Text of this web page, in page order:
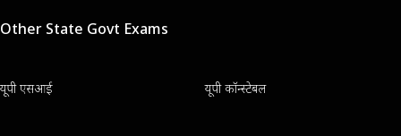
Other State Govt Exams
यूपी एसआई यूपी कॉन्स्टेबल